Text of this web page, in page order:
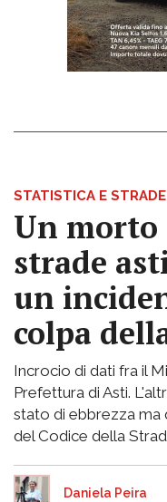
STATISTICA E STRADE
Un morto
strade
un
colpa
Incrocio di dati fra il
Prefettura di Asti.
stato di ebbrezza ma
del Codice della
Daniela Peira